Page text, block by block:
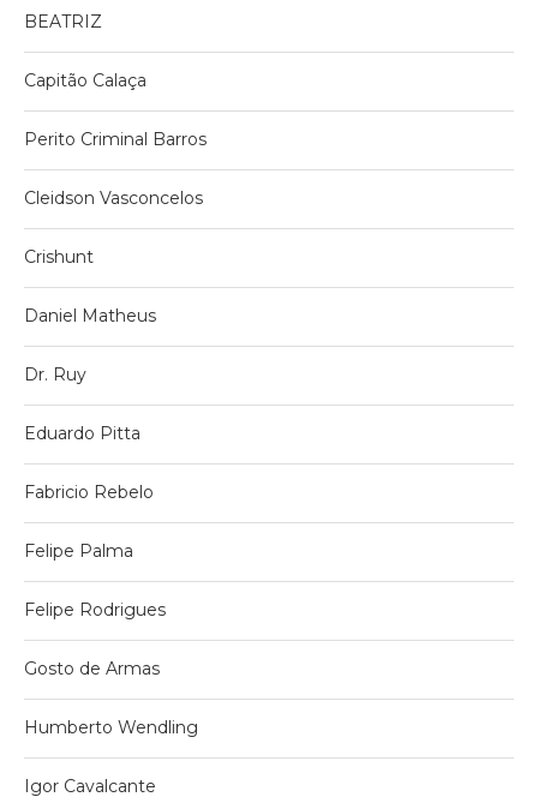
BEATRIZ
Capitão Calaça
Perito Criminal Barros
Cleidson Vasconcelos
Crishunt
Daniel Matheus
Dr. Ruy
Eduardo Pitta
Fabricio Rebelo
Felipe Palma
Felipe Rodrigues
Gosto de Armas
Humberto Wendling
Igor Cavalcante